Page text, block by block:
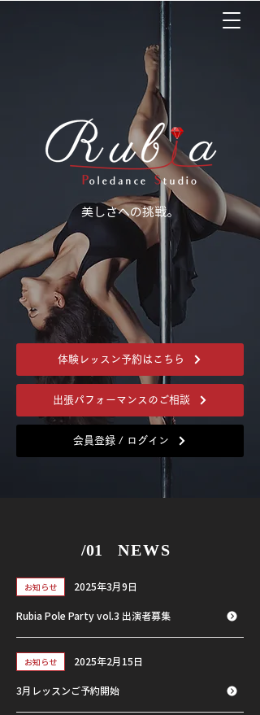
美しさへの挑戦。
体験レッスン予約はこちら
出張パフォーマンスのご相談
会員登録 / ログイン
/01 NEWS
お知らせ 2025年3月9日
Rubia Pole Party vol.3 出演者募集
お知らせ 2025年2月15日
3月レッスンご予約開始